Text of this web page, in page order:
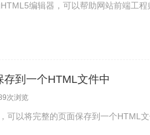
编辑器，可以帮助网站前端工
到一个HTML文件中
次浏览
可以将完整的页面保存到一个HTML文